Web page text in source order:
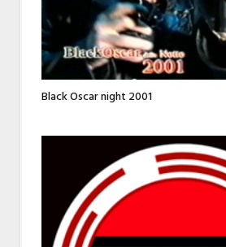
Black Oscar night 2001